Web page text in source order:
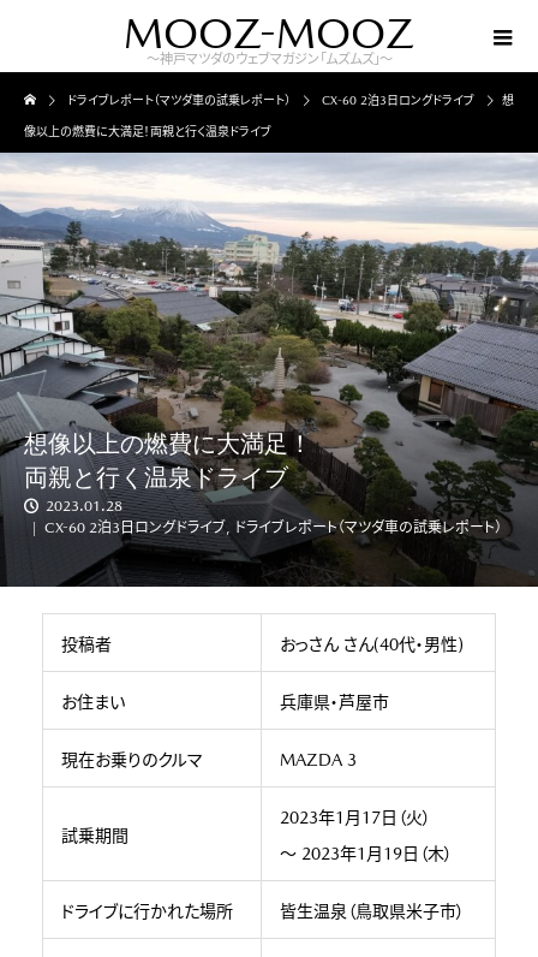
MOOZ-MOOZ
～神戸マツダのウェブマガジン「ムズムズ」～
ドライブレポート（マツダ車の試乗レポート） CX-60 2泊3日ロングドライブ 想
像以上の燃費に大満足！両親と行く温泉ドライブ
想像以上の燃費に大満足！
両親と行く温泉ドライブ
2023.01.28
CX-60 2泊3日ロングドライブ, ドライブレポート（マツダ車の試乗レポート）
投稿者 おっさん さん(40代・男性)
お住まい 兵庫県・芦屋市
現在お乗りのクルマ MAZDA 3
試乗期間
2023年1月17日（火）
～ 2023年1月19日（木）
ドライブに行かれた場所 皆生温泉（鳥取県米子市）